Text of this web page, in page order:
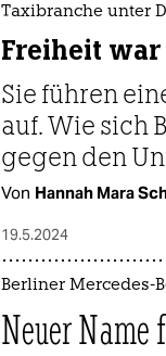
abo
genossenschaft
epaper login
Taxibranche unter
Freiheit
Sie führen
auf. Wie sich
gegen den
Von Hannah Mara
19.5.2024
Berliner Mercedes-
Neuer Name